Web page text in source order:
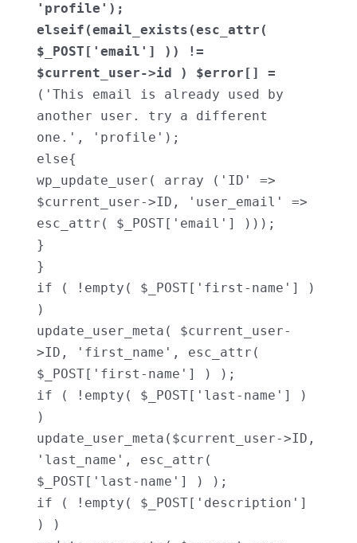
'profile');
elseif(email_exists(esc_attr(
$_POST['email'] )) !=
('This email is already used by
another user. try a different
one.', 'profile');
else{
wp_update_user( array ('ID' =>
$current_user->ID, 'user_email' =>
esc_attr( $_POST['email'] )));
}
}
if ( !empty( $_POST['first-name'] )
)
update_user_meta( $current_user-
>ID, 'first_name', esc_attr(
$_POST['first-name'] ) );
if ( !empty( $_POST['last-name'] )
)
update_user_meta($current_user->ID,
'last_name', esc_attr(
$_POST['last-name'] ) );
if ( !empty( $_POST['description']
) )